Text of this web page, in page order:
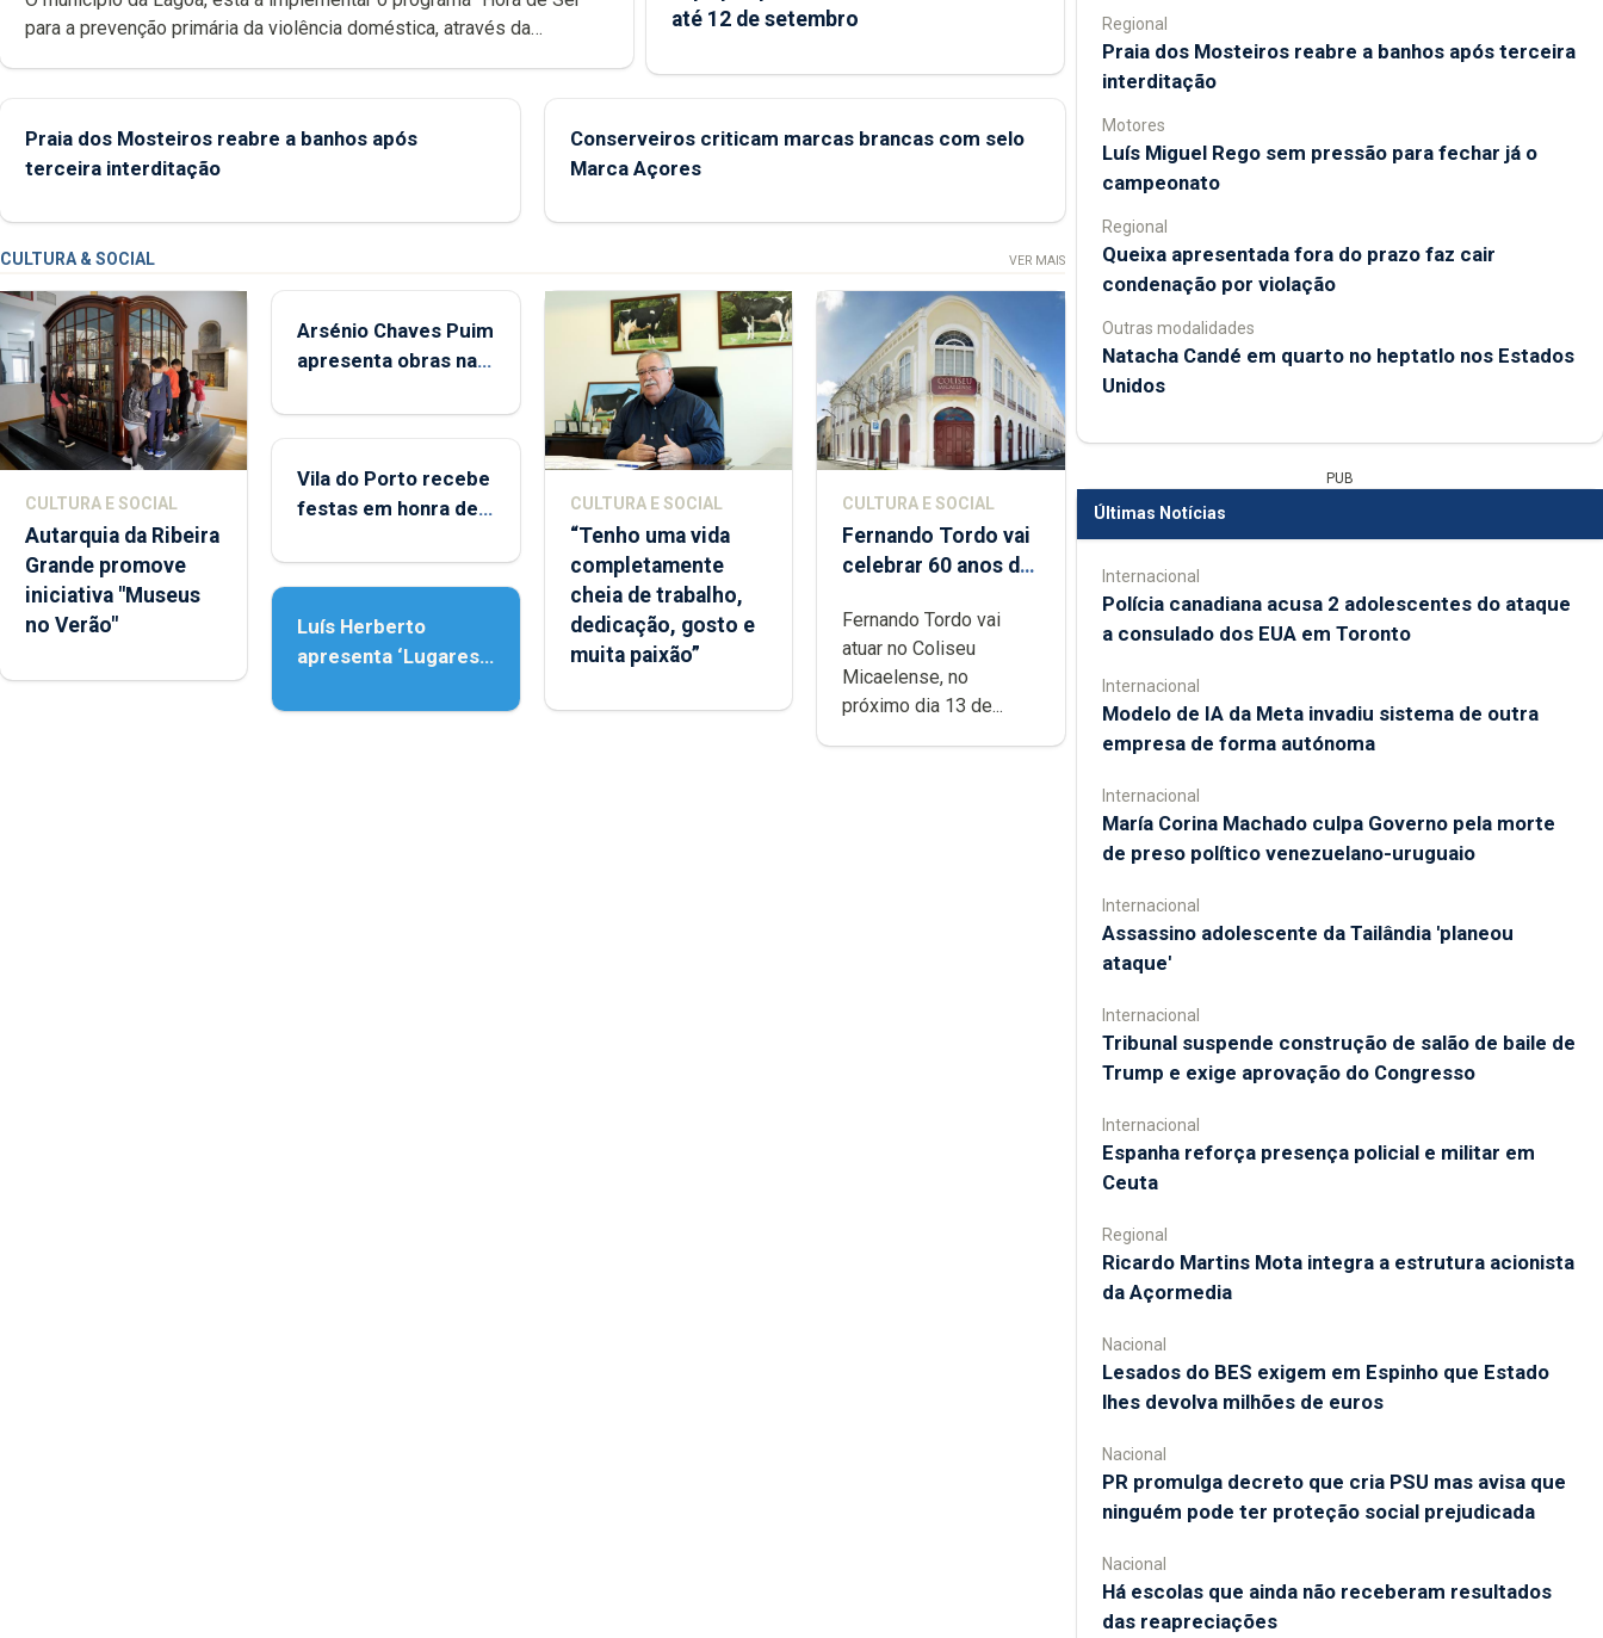
para a prevenção primária da violência doméstica, através da
até 12 de setembro
Praia dos Mosteiros reabre a banhos após
terceira interditação
Conserveiros criticam marcas brancas com selo
Marca Açores
CULTURA & SOCIAL VER MAIS
CULTURA E SOCIAL
Autarquia da Ribeira
Grande promove
iniciativa "Museus
no Verão"
Arsénio Chaves Puim
apresenta obras na
Porto
Vila do Porto recebe
festas em honra de
Assunção
Luís Herberto
apresenta ‘Lugares
CULTURA E SOCIAL
“Tenho uma vida
completamente
cheia de trabalho,
dedicação, gosto e
muita paixão”
CULTURA E SOCIAL
Fernando Tordo vai
celebrar 60 anos de
Micaelense
Fernando Tordo vai
atuar no Coliseu
Micaelense, no
próximo dia 13 de...
Regional
Praia dos Mosteiros reabre a banhos após terceira
interditação
Motores
Luís Miguel Rego sem pressão para fechar já o
campeonato
Regional
Queixa apresentada fora do prazo faz cair
condenação por violação
Outras modalidades
Natacha Candé em quarto no heptatlo nos Estados
Unidos
PUB
Últimas Notícias
Internacional
Polícia canadiana acusa 2 adolescentes do ataque
a consulado dos EUA em Toronto
Internacional
Modelo de IA da Meta invadiu sistema de outra
empresa de forma autónoma
Internacional
María Corina Machado culpa Governo pela morte
de preso político venezuelano-uruguaio
Internacional
Assassino adolescente da Tailândia 'planeou
ataque'
Internacional
Tribunal suspende construção de salão de baile de
Trump e exige aprovação do Congresso
Internacional
Espanha reforça presença policial e militar em
Ceuta
Regional
Ricardo Martins Mota integra a estrutura acionista
da Açormedia
Nacional
Lesados do BES exigem em Espinho que Estado
lhes devolva milhões de euros
Nacional
PR promulga decreto que cria PSU mas avisa que
ninguém pode ter proteção social prejudicada
Nacional
Há escolas que ainda não receberam resultados
das reapreciações